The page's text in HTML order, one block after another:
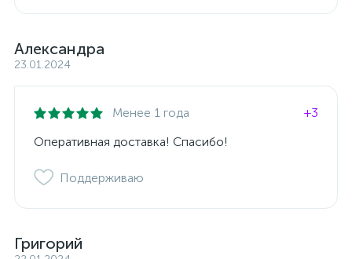
Александра
23.01.2024
Менее 1 года
+3
Оперативная доставка! Спасибо!
Поддерживаю
Григорий